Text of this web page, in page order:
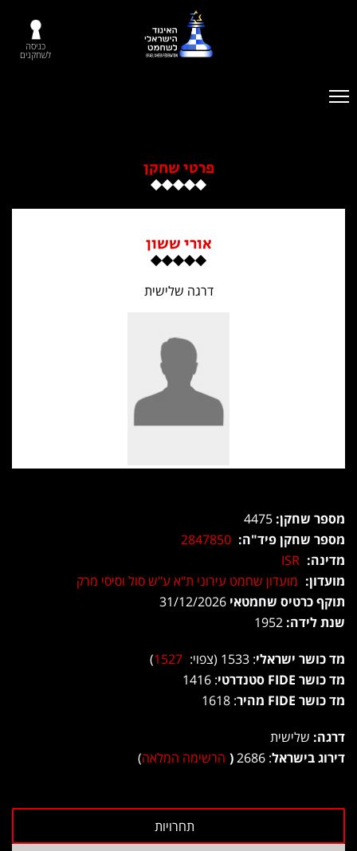
כניסה
לשחקנים
פרטי שחקן
אורי ששון
דרגה שלישית
מספר שחקן:
מספר שחקן פיד"ה: 2847850
מדינה: ISR
מועדון: מועדון שחמט עירוני ת"א ע"ש סול וסיסי מרק
תוקף כרטיס שחמטאי
שנת לידה:
מד כושר ישראלי: 1533 (צפוי: 1527
)
מד כושר FIDE סטנדרטי
: 1416
מד כושר FIDE מהיר
: 1618
דרגה: שלישית
דירוג בישראל: 2686
( הרשימה המלאה)